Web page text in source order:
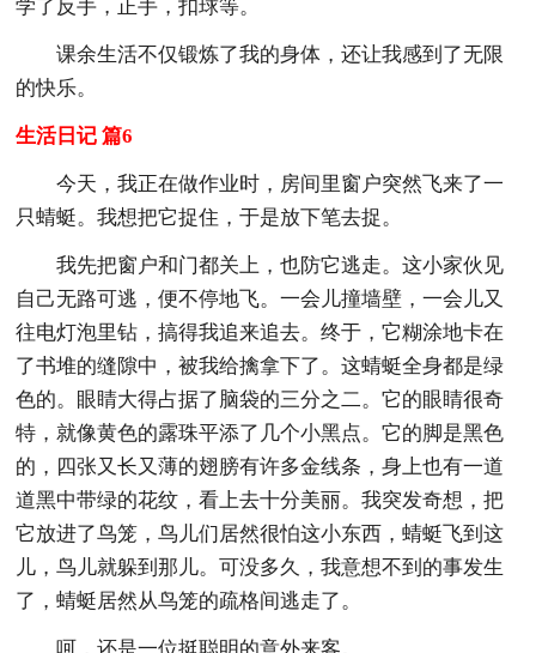
学了反手，正手，扣球等。
课余生活不仅锻炼了我的身体，还让我感到了无限
的快乐。
生活日记 篇6
今天，我正在做作业时，房间里窗户突然飞来了一
只蜻蜓。我想把它捉住，于是放下笔去捉。
我先把窗户和门都关上，也防它逃走。这小家伙见
自己无路可逃，便不停地飞。一会儿撞墙壁，一会儿又
往电灯泡里钻，搞得我追来追去。终于，它糊涂地卡在
了书堆的缝隙中，被我给擒拿下了。这蜻蜓全身都是绿
色的。眼睛大得占据了脑袋的三分之二。它的眼睛很奇
特，就像黄色的露珠平添了几个小黑点。它的脚是黑色
的，四张又长又薄的翅膀有许多金线条，身上也有一道
道黑中带绿的花纹，看上去十分美丽。我突发奇想，把
它放进了鸟笼，鸟儿们居然很怕这小东西，蜻蜓飞到这
儿，鸟儿就躲到那儿。可没多久，我意想不到的事发生
了，蜻蜓居然从鸟笼的疏格间逃走了。